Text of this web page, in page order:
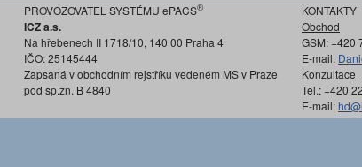
PROVOZOVATEL SYSTÉMU ePACS®
ICZ a.s.
Na hřebenech II 1718/10, 140 00 Praha 4
IČO: 25145444
Zapsaná v obchodním rejstříku vedeném MS v Praze
pod sp.zn. B 4840
KONTAKTY
Obchod
GSM: +420
E-mail:
Konzultace
Tel.: +420
E-mail: